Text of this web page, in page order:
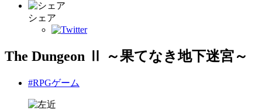
シェア
The Dungeon Ⅱ ～果てなき地下迷宮～
#RPGゲーム